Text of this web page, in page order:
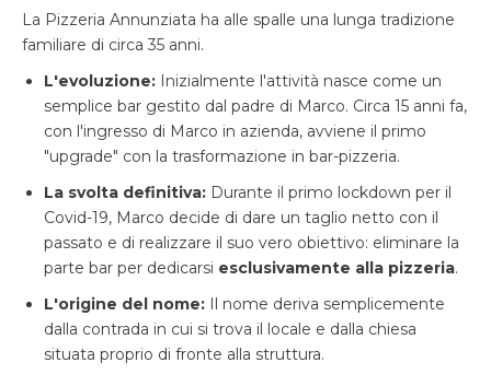
La Pizzeria Annunziata ha alle spalle una lunga tradizione
familiare di circa 35 anni.
L'evoluzione: Inizialmente l'attività nasce come un
semplice bar gestito dal padre di Marco. Circa 15 anni fa,
con l'ingresso di Marco in azienda, avviene il primo
"upgrade" con la trasformazione in bar-pizzeria.
La svolta definitiva: Durante il primo lockdown per il
Covid-19, Marco decide di dare un taglio netto con il
passato e di realizzare il suo vero obiettivo: eliminare la
parte bar per dedicarsi esclusivamente alla pizzeria.
L'origine del nome: Il nome deriva semplicemente
dalla contrada in cui si trova il locale e dalla chiesa
situata proprio di fronte alla struttura.